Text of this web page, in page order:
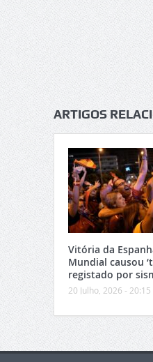
ARTIGOS
Vitória da
Mundial causou
registado por
20 Julho, 2026 - 20:15